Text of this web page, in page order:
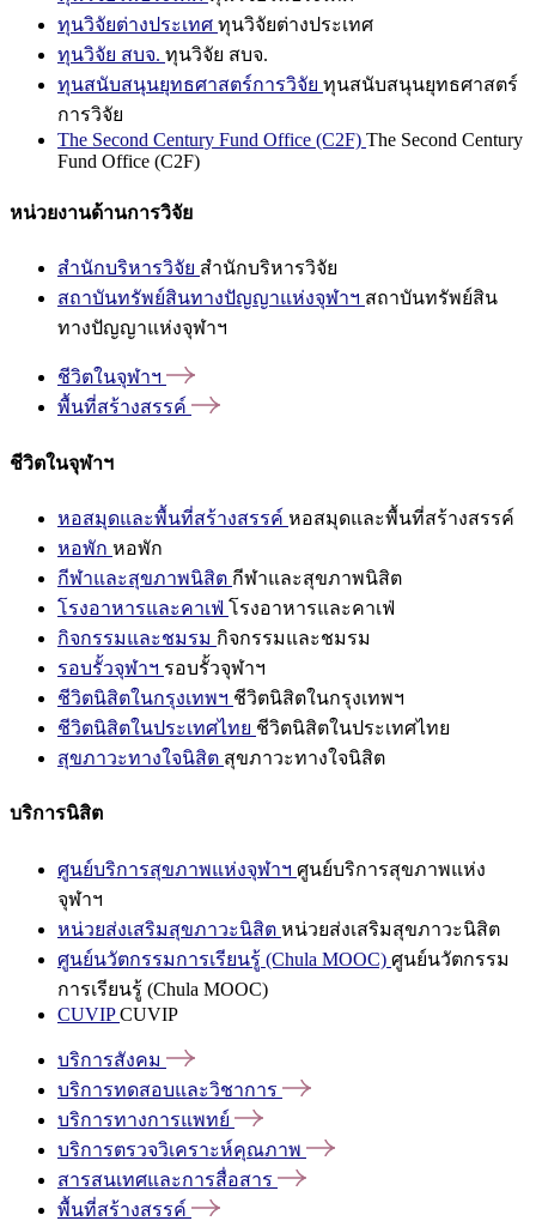
ทุนวิจัยต่างประเทศ ทุนวิจัยต่างประเทศ
ทุนวิจัย สบจ. ทุนวิจัย สบจ.
ทุนสนับสนุนยุทธศาสตร์การวิจัย ทุนสนับสนุนยุทธศาสตร์
การวิจัย
The Second Century Fund Office (C2F) The Second Century
Fund Office (C2F)
หน่วยงานด้านการวิจัย
สำนักบริหารวิจัย สำนักบริหารวิจัย
สถาบันทรัพย์สินทางปัญญาแห่งจุฬาฯ สถาบันทรัพย์สิน
ทางปัญญาแห่งจุฬาฯ
ชีวิตในจุฬาฯ
พื้นที่สร้างสรรค์
ชีวิตในจุฬาฯ
หอสมุดและพื้นที่สร้างสรรค์ หอสมุดและพื้นที่สร้างสรรค์
หอพัก หอพัก
กีฬาและสุขภาพนิสิต กีฬาและสุขภาพนิสิต
โรงอาหารและคาเฟ่ โรงอาหารและคาเฟ่
กิจกรรมและชมรม กิจกรรมและชมรม
รอบรั้วจุฬาฯ รอบรั้วจุฬาฯ
ชีวิตนิสิตในกรุงเทพฯ ชีวิตนิสิตในกรุงเทพฯ
ชีวิตนิสิตในประเทศไทย ชีวิตนิสิตในประเทศไทย
สุขภาวะทางใจนิสิต สุขภาวะทางใจนิสิต
บริการนิสิต
ศูนย์บริการสุขภาพแห่งจุฬาฯ ศูนย์บริการสุขภาพแห่ง
จุฬาฯ
หน่วยส่งเสริมสุขภาวะนิสิต หน่วยส่งเสริมสุขภาวะนิสิต
ศูนย์นวัตกรรมการเรียนรู้ (Chula MOOC) ศูนย์นวัตกรรม
การเรียนรู้ (Chula MOOC)
CUVIPCUVIP
บริการสังคม
บริการทดสอบและวิชาการ
บริการทางการแพทย์
บริการตรวจวิเคราะห์คุณภาพ
สารสนเทศและการสื่อสาร
พื้นที่สร้างสรรค์